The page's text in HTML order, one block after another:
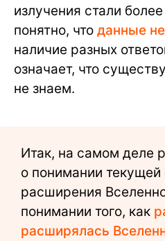
излучения стали
понятно, что данные
наличие разных
означает, что
не знаем.
Итак, на самом деле
о понимании текущей
расширения
понимании того, как
расширялась